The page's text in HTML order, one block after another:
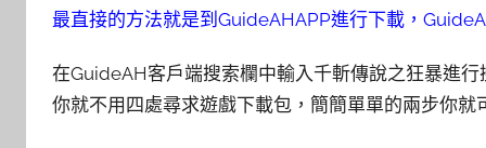
最直接的方法就是到GuideAHAPP進行下載，
在GuideAH客戶端搜索欄中輸入千斬傳說之狂暴進
你就不用四處尋求遊戲下載包，簡簡單單的兩步你